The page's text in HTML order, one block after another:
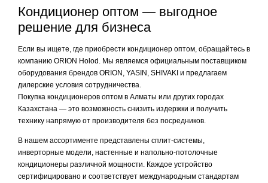
Кондиционер оптом — выгодное
решение для бизнеса
Если вы ищете, где приобрести кондиционер оптом, обращайтесь в
компанию ORION Holod. Мы являемся официальным поставщиком
оборудования брендов ORION, YASIN, SHIVAKI и предлагаем
дилерские условия сотрудничества.
Покупка кондиционеров оптом в Алматы или других городах
Казахстана — это возможность снизить издержки и получить
технику напрямую от производителя без посредников.
В нашем ассортименте представлены сплит-системы,
инверторные модели, настенные и напольно-потолочные
кондиционеры различной мощности. Каждое устройство
сертифицировано и соответствует международным стандартам